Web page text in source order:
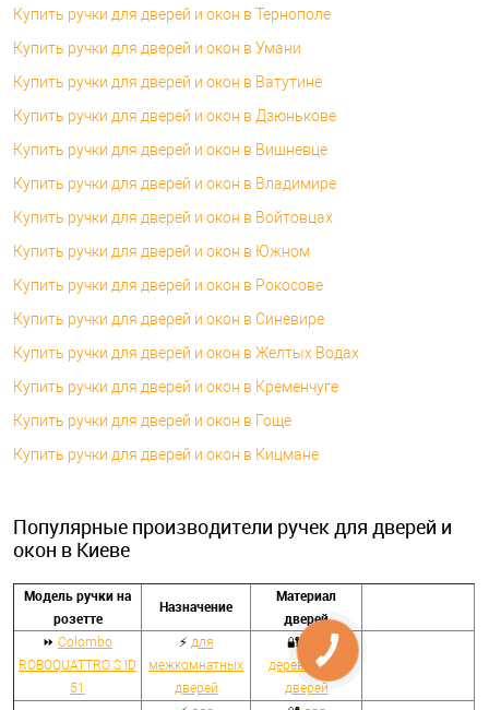
Купить ручки для дверей и окон в Тернополе
Купить ручки для дверей и окон в Умани
Купить ручки для дверей и окон в Ватутине
Купить ручки для дверей и окон в Дзюнькове
Купить ручки для дверей и окон в Вишневце
Купить ручки для дверей и окон в Владимире
Купить ручки для дверей и окон в Войтовцах
Купить ручки для дверей и окон в Южном
Купить ручки для дверей и окон в Рокосове
Купить ручки для дверей и окон в Синевире
Купить ручки для дверей и окон в Желтых Водах
Купить ручки для дверей и окон в Кременчуге
Купить ручки для дверей и окон в Гоще
Купить ручки для дверей и окон в Кицмане
Популярные производители ручек для дверей и
окон в Киеве
Модель ручки на
розетте
Назначение
Материал
дверей
⏩ Colombo
ROBOQUATTRO S ID
51
⚡ для
межкомнатных
дверей
🔐
деревянных
дверей